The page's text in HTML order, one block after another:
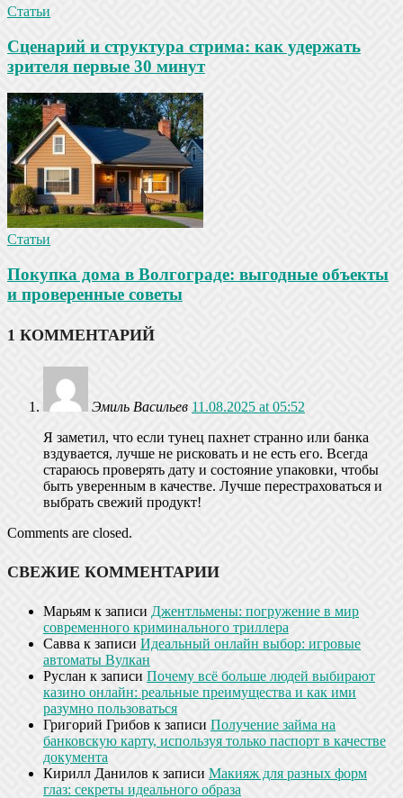
Статьи
Сценарий и структура стрима: как удержать
зрителя первые 30 минут
Статьи
Покупка дома в Волгограде: выгодные объекты
и проверенные советы
1 КОММЕНТАРИЙ
Эмиль Васильев 11.08.2025 at 05:52
Я заметил, что если тунец пахнет странно или банка
вздувается, лучше не рисковать и не есть его. Всегда
стараюсь проверять дату и состояние упаковки, чтобы
быть уверенным в качестве. Лучше перестраховаться и
выбрать свежий продукт!
Comments are closed.
СВЕЖИЕ КОММЕНТАРИИ
Марьям к записи Джентльмены: погружение в мир
современного криминального триллера
Савва к записи Идеальный онлайн выбор: игровые
автоматы Вулкан
Руслан к записи Почему всё больше людей выбирают
казино онлайн: реальные преимущества и как ими
разумно пользоваться
Григорий Грибов к записи Получение займа на
банковскую карту, используя только паспорт в качестве
документа
Кирилл Данилов к записи Макияж для разных форм
глаз: секреты идеального образа